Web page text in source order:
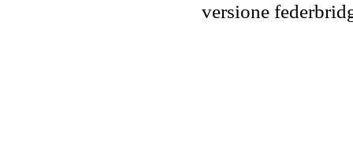
versione